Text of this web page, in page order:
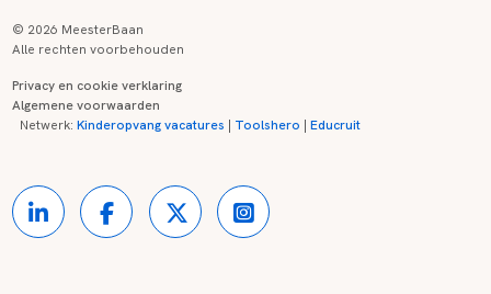
Kinderopvang
Zij-instroom informatie
Onderwijsregio's
Registreren
Contact
Onderwijs links
Partners
© 2026 MeesterBaan
Alle rechten voorbehouden
Privacy en cookie verklaring
Algemene voorwaarden
Netwerk:Kinderopvang vacatures | Toolshero |Educruit